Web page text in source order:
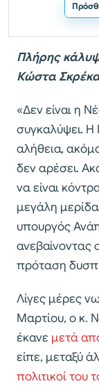
Πλήρης
Κώστα
«Δεν είναι η
συγκαλύψει. Η
αλήθεια,
δεν αρέσει.
να είναι
μεγάλη
υπουργός
ανεβαίνοντας
πρόταση
Λίγες μέρες
Μαρτίου, ο κ.
έκανε μετά
είπε, μεταξύ
πολιτικοί του